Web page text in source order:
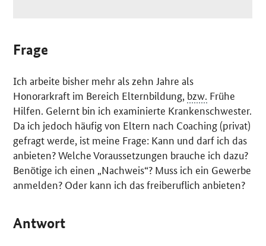
Frage
Ich arbeite bisher mehr als zehn Jahre als
Honorarkraft im Bereich Elternbildung, bzw. Frühe
Hilfen. Gelernt bin ich examinierte Krankenschwester.
Da ich jedoch häufig von Eltern nach Coaching (privat)
gefragt werde, ist meine Frage: Kann und darf ich das
anbieten? Welche Voraussetzungen brauche ich dazu?
Benötige ich einen „Nachweis“? Muss ich ein Gewerbe
anmelden? Oder kann ich das freiberuflich anbieten?
Antwort